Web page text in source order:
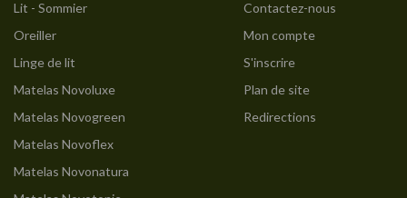
Lit - Sommier
Oreiller
Linge de lit
Matelas Novoluxe
Matelas Novogreen
Matelas Novoflex
Matelas Novonatura
Contactez-nous
Mon compte
S'inscrire
Plan de site
Redirections